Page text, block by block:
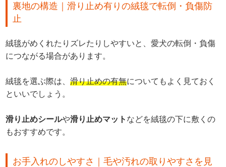
裏地の構造｜滑り止め有りの絨毯で転倒・負傷防
止
絨毯がめくれたりズレたりしやすいと、愛犬の転倒・負傷
につながる場合があります。
絨毯を選ぶ際は、滑り止めの有無についてもよく見ておく
といいでしょう。
滑り止めシールや滑り止めマット などを絨毯の下に敷くの
もおすすめです。
お手入れのしやすさ｜毛や汚れの取りやすさを見